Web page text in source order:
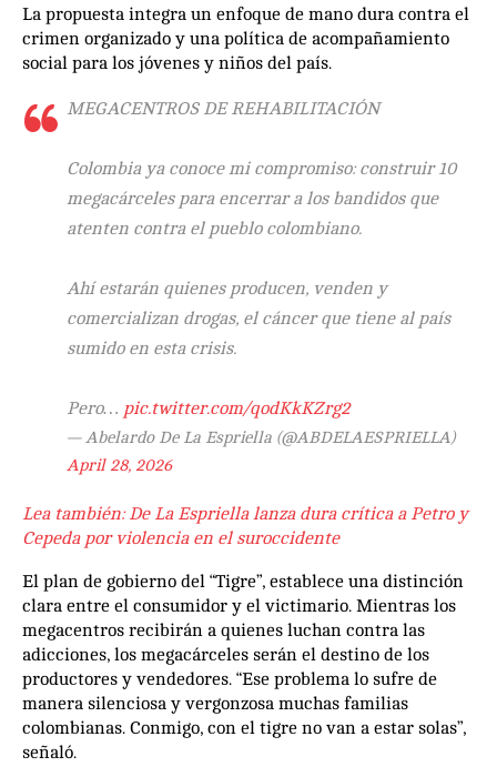
La propuesta integra un enfoque de mano dura contra el
crimen organizado y una política de acompañamiento
social para los jóvenes y niños del país.
MEGACENTROS DE REHABILITACIÓN
Colombia ya conoce mi compromiso: construir 10
megacárceles para encerrar a los bandidos que
atenten contra el pueblo colombiano.
Ahí estarán quienes producen, venden y
comercializan drogas, el cáncer que tiene al país
sumido en esta crisis.
Pero… pic.twitter.com/qodKkKZrg2
— Abelardo De La Espriella (@ABDELAESPRIELLA)
April 28, 2026
Lea también: De La Espriella lanza dura crítica a Petro y
Cepeda por violencia en el suroccidente
El plan de gobierno del “Tigre”, establece una distinción
clara entre el consumidor y el victimario. Mientras los
megacentros recibirán a quienes luchan contra las
adicciones, los megacárceles serán el destino de los
productores y vendedores. “Ese problema lo sufre de
manera silenciosa y vergonzosa muchas familias
colombianas. Conmigo, con el tigre no van a estar solas”,
señaló.